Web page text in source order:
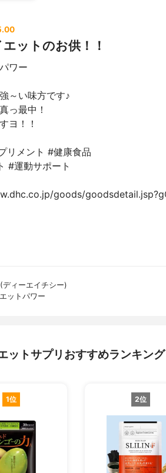
ットのお供！！
ワー
～い味方です♪
っ最中！
ヨ！！
リメント #健康食品
#運動サポート
goods/
ディーエイチシー)
ットパワー
ットサプリおすすめランキング
1位 2位